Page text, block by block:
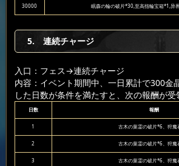
30000 眠森の輪の破片*30,至高指輪宝箱*1,异
5. 連続チャージ
入口：フェス→連続チャージ
内容：イベント期間中、一日累計で300金
した日数が条件を満たすと、次の報酬が受
日数 報酬
1 古木の葉霊の破片*6、狩魔
2 古木の葉霊の破片*6、狩魔
3 古木の葉霊の破片*6、狩魔